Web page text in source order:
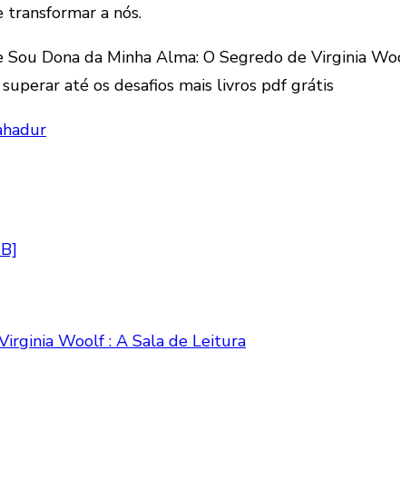
a nós.
Dona da Minha Alma: O Segredo de Virginia
até os desafios mais livros pdf grátis
Woolf : A Sala de Leitura